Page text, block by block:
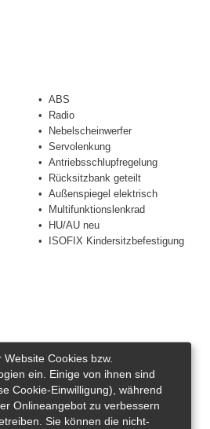
ABS
Radio
Nebelscheinwerfer
Servolenkung
Antriebsschlupfregelung
Rücksitzbank geteilt
Außenspiegel elektrisch
Multifunktionslenkrad
HU/AU neu
ISOFIX Kindersitzbefestigung
Cookies bzw.
ein. Einige von ihnen sind
Cookie-Einwilligung), während
Onlineangebot zu verbessern
Sie können die nicht-